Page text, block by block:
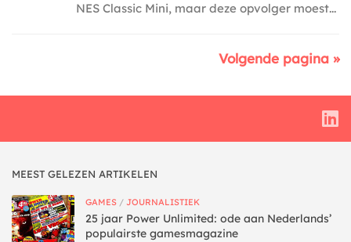
NES Classic Mini, maar deze opvolger moest...
Volgende pagina »
MEEST GELEZEN ARTIKELEN
GAMES / JOURNALISTIEK
25 jaar Power Unlimited: ode aan Nederlands’
populairste gamesmagazine